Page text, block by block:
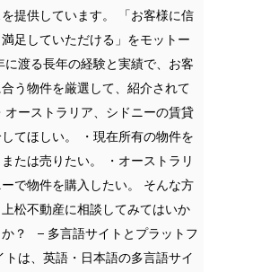
提供しています。 「お客様に信
足していただける」をモットー
に渡る長年の経験と実績で、お客
う物件を厳選して、紹介されて
オーストラリア、シドニーの賃貸
てほしい。 ・現在所有の物件を
たは売りたい。 ・オーストラリ
で物件を購入したい。 そんな方
松不動産に相談してみてはいか
？ – 多言語サイトとプラットフ
トは、英語・日本語の多言語サイ